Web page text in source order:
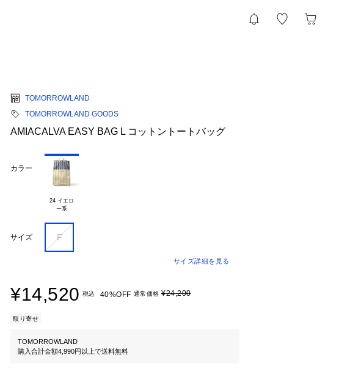
TOMORROWLAND
TOMORROWLAND GOODS
AMIACALVA EASY BAG L コットントートバッグ
カラー
24 イエロ
サイズ F
サイズ詳細を見る
¥14,520 税込 40%OFF 通常価格 ¥24,200
取り寄せ
TOMORROWLAND
購入合計金額4,990円以上で送料無料